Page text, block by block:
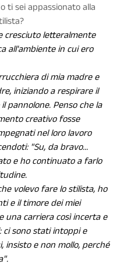
ti sei appassionato alla
cresciuto letteralmente
all'ambiente in cui ero
di mia madre e
iniziando a respirare il
pannolone. Penso che la
creativo fosse
nel loro lavoro
"Su, da bravo...
e ho continuato a farlo
volevo fare lo stilista, ho
e il timore dei miei
carriera così incerta e
sono stati intoppi e
insisto e non mollo, perché